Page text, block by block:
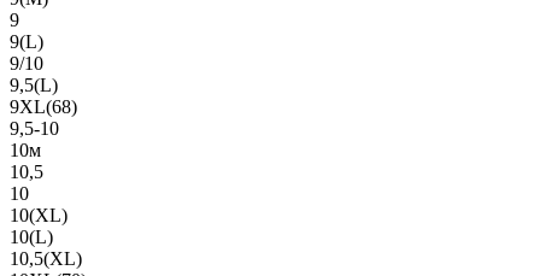
9
9(L)
9/10
9,5(L)
9XL(68)
9,5-10
10м
10,5
10
10(XL)
10(L)
10,5(XL)